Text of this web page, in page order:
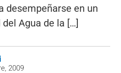
desempeñarse en un
Agua de la […]
2009